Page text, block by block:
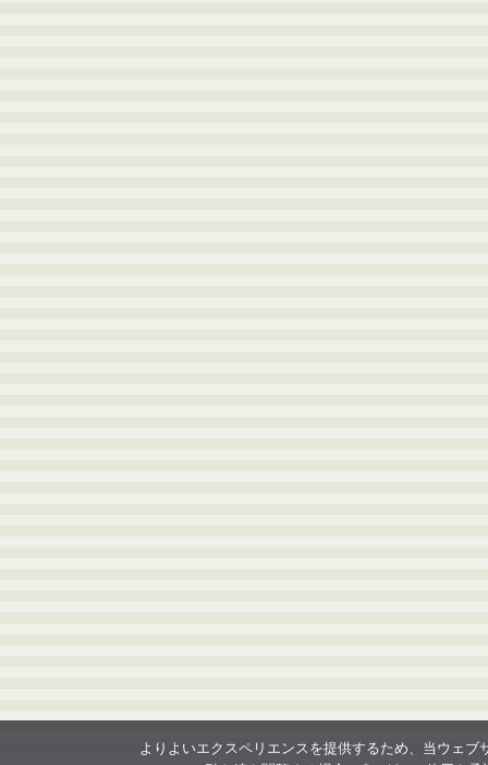
よりよいエクスペリエンスを提供するため、当ウェ